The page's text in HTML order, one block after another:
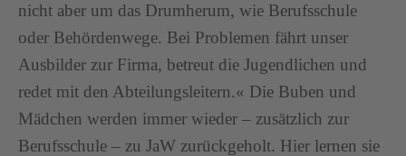
nicht aber um das Drumherum, wie Berufsschule
oder Behördenwege. Bei Problemen fährt unser
Ausbilder zur Firma, betreut die Jugendlichen und
redet mit den Abteilungsleitern.« Die Buben und
Mädchen werden immer wieder – zusätzlich zur
Berufsschule – zu JaW zurückgeholt. Hier lernen sie